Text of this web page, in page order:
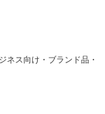
ネス向け・ブランド品・